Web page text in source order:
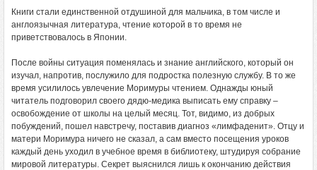
Книги стали единственной отдушиной для мальчика, в том числе и
англоязычная литература, чтение которой в то время не
приветствовалось в Японии.
После войны ситуация поменялась и знание английского, который он
изучал, напротив, послужило для подростка полезную службу. В то же
время усилилось увлечение Моримуры чтением. Однажды юный
читатель подговорил своего дядю-медика выписать ему справку –
освобождение от школы на целый месяц. Тот, видимо, из добрых
побуждений, пошел навстречу, поставив диагноз «лимфаденит». Отцу и
матери Моримура ничего не сказал, а сам вместо посещения уроков
каждый день уходил в учебное время в библиотеку, штудируя собрание
мировой литературы. Секрет выяснился лишь к окончанию действия